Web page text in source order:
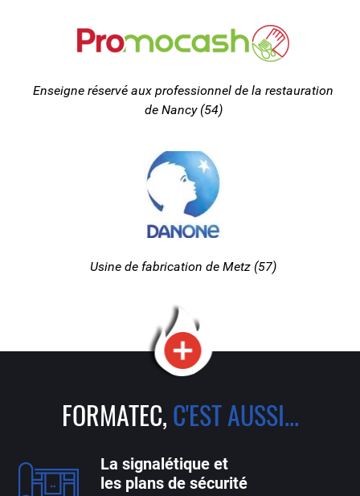
Enseigne réservé aux professionnel de la restauration
de Nancy (54)
Usine de fabrication de Metz (57)
FORMATEC,C'EST AUSSI...
La signalétique et
les plans de sécurité